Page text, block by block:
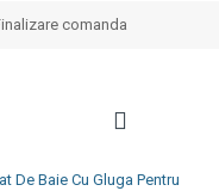
comanda
De Baie Cu Gluga Pentru